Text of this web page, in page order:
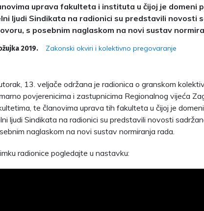
uprava fakulteta i instituta u čijoj je domeni
ljudi Sindikata na radionici su predstavili novosti
s posebnim naglaskom na novi sustav
2019. Zakonski okviri i kolektivno pregovaranje
13. veljače održana je radionica o granskom
povjerenicima i zastupnicima Regionalnog vijeća
te članovima uprava tih fakulteta u čijoj je
ljudi Sindikata na radionici su predstavili novosti
naglaskom na novi sustav normiranja rada.
radionice pogledajte u nastavku: